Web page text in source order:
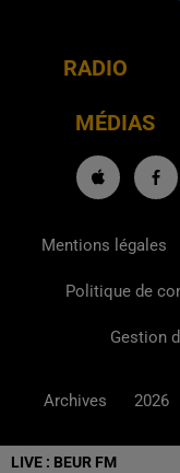
LIVE : BEUR FM
RADIO
MÉDIAS
Mentions légales
Politique de
Gestion
Archives 2026